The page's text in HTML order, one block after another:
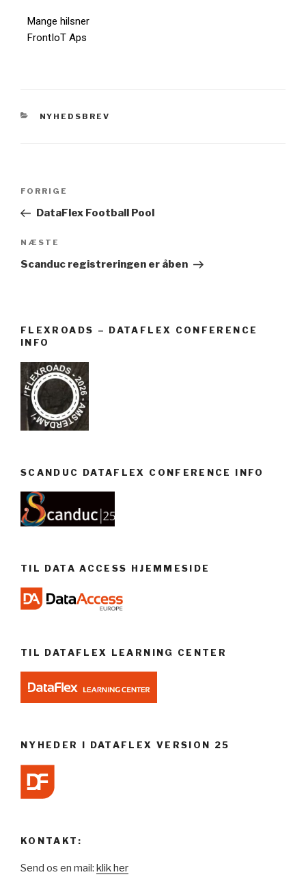
Mange hilsner
FrontIoT Aps
NYHEDSBREV
FORRIGE
DataFlex Football Pool
NÆSTE
Scanduc registreringen er åben
FLEXROADS – DATAFLEX CONFERENCE
INFO
SCANDUC DATAFLEX CONFERENCE INFO
TIL DATA ACCESS HJEMMESIDE
TIL DATAFLEX LEARNING CENTER
NYHEDER I DATAFLEX VERSION 25
KONTAKT:
Send os en mail: klik her